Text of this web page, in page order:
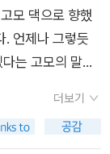
것, 또 명왕성의
른 이름이니 곧
된 세상. 곧 명왕
왕성에서 명왕성
이승으로'로 읽
집을 관통하고
모 댁으로 향했
. 언제나 그렇듯
는 고모의 말씀
에 집으로 돌아
오빠와 나누는
더보기